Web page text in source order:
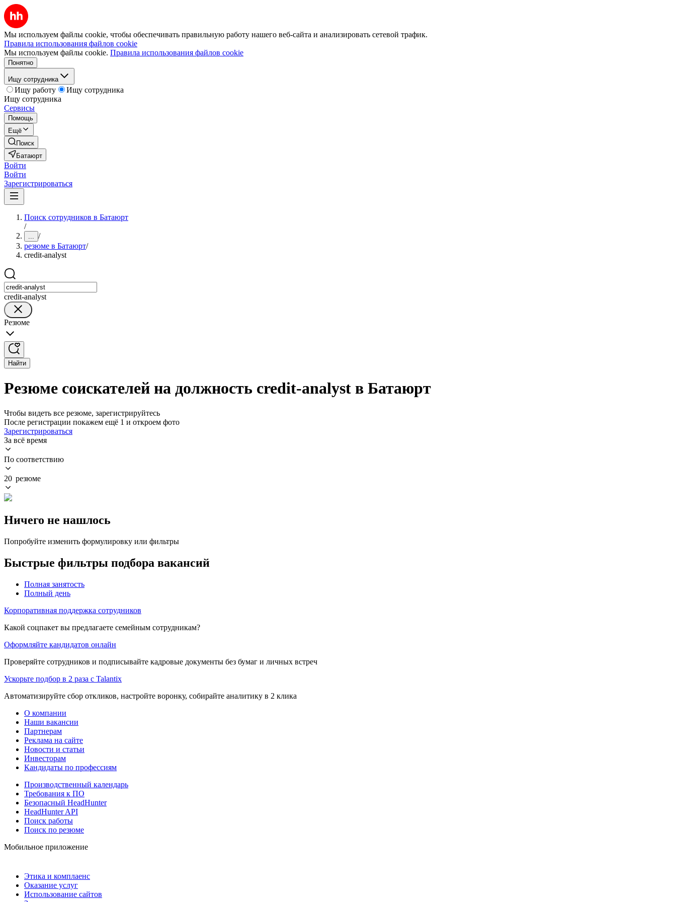
Мы используем файлы cookie, чтобы обеспечивать правильную работу нашего веб-сайта и анализировать сетевой трафик.
Правила использования файлов cookie
Мы используем файлы cookie. Правила использования файлов cookie
Понятно
Ищу сотрудника
Ищу работу
Ищу сотрудника
Ищу сотрудника
Сервисы
Помощь
Ещё
Поиск
Батаюрт
Войти
Войти
Зарегистрироваться
Поиск сотрудников в Батаюрт
/
... /
резюме в Батаюрт/
credit-analyst
credit-analyst
Резюме
Найти
Резюме соискателей на должность credit-analyst в Батаюрт
Чтобы видеть все резюме, зарегистрируйтесь
После регистрации покажем ещё 1 и откроем фото
Зарегистрироваться
За всё время
По соответствию
20 резюме
Ничего не нашлось
Попробуйте изменить формулировку или фильтры
Быстрые фильтры подбора вакансий
Полная занятость
Полный день
Корпоративная поддержка сотрудников
Какой соцпакет вы предлагаете семейным сотрудникам?
Оформляйте кандидатов онлайн
Проверяйте сотрудников и подписывайте кадровые документы без бумаг и личных встреч
Ускорьте подбор в 2 раза с Talantix
Автоматизируйте сбор откликов, настройте воронку, собирайте аналитику в 2 клика
О компании
Наши вакансии
Партнерам
Реклама на сайте
Новости и статьи
Инвесторам
Кандидаты по профессиям
Производственный календарь
Требования к ПО
Безопасный HeadHunter
HeadHunter API
Поиск работы
Поиск по резюме
Мобильное приложение
Этика и комплаенс
Оказание услуг
Использование сайтов